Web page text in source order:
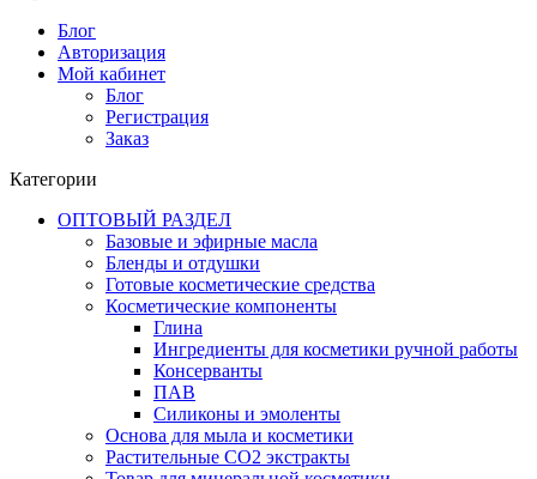
Блог
Авторизация
Мой кабинет
Блог
Регистрация
Заказ
Категории
ОПТОВЫЙ РАЗДЕЛ
Базовые и эфирные масла
Бленды и отдушки
Готовые косметические средства
Косметические компоненты
Глина
Ингредиенты для косметики ручной работы
Консерванты
ПАВ
Силиконы и эмоленты
Основа для мыла и косметики
Растительные СО2 экстракты